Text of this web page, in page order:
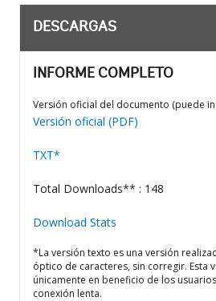
DESCARGAS
INFORME COMPLETO
Versión oficial del documento (puede
Versión oficial (PDF)
TXT*
Total Downloads** : 148
Download Stats
*La versión texto es una versión
óptico de caracteres, sin corregir. Esta
únicamente en beneficio de los
conexión lenta.